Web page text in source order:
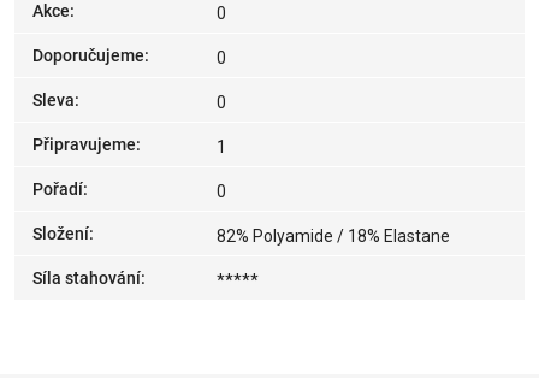
Akce: 0
Doporučujeme: 0
Sleva: 0
Připravujeme: 1
Pořadí: 0
Složení: 82% Polyamide / 18% Elastane
Síla stahování: *****